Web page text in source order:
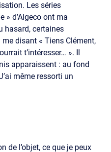
Les séries
» d’Algeco ont ma
hasard, certaines
disant « Tiens Clément,
t’intéresser… ». Il
apparaissent : au fond
même ressorti un
de l’objet, ce que je peux